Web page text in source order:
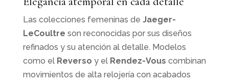
Las colecciones femeninas de Jaeger-
LeCoultre son reconocidas por sus diseños
refinados y su atención al detalle. Modelos
como el Reverso y el Rendez-Vous combinan
movimientos de alta relojería con acabados